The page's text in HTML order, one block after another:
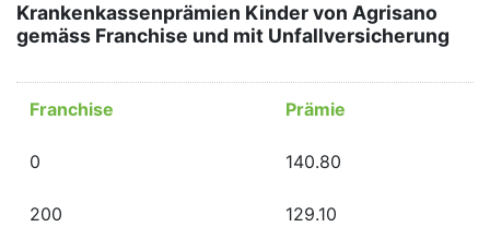
Krankenkassenprämien Kinder von Agrisano
gemäss Franchise und mit Unfallversicherung
Franchise Prämie
0 140.80
200 129.10